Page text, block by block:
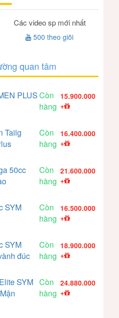
Các video sp mới nhất
500 theo giõi
quan tâm
PLUSCòn
hàng
15.900.000
+
Tailg
Còn
hàng
16.400.000
+
50cc
Còn
hàng
21.600.000
+
SYM
Còn
hàng
16.500.000
+
SYM
đúc
Còn
hàng
18.900.000
+
SYM Còn
hàng
24.880.000
+